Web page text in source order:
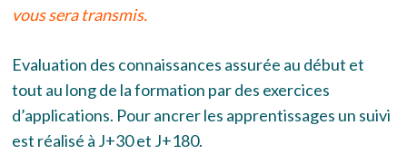
vous sera transmis.
Evaluation des connaissances assurée au début et
tout au long de la formation par des exercices
d’applications. Pour ancrer les apprentissages un suivi
est réalisé à J+30 et J+180.